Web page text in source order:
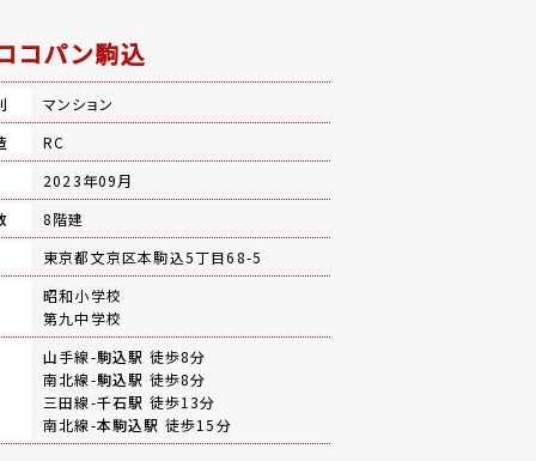
コパン駒込
マンション
RC
2023年09月
8階建
東京都文京区本駒込5丁目68-5
昭和小学校
第九中学校
山手線-駒込駅 徒歩8分
南北線-駒込駅 徒歩8分
三田線-千石駅 徒歩13分
南北線-本駒込駅 徒歩15分